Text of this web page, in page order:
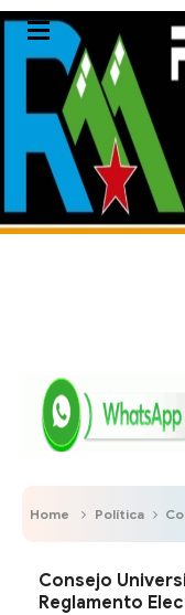
Home Política
Consejo
Reglamento